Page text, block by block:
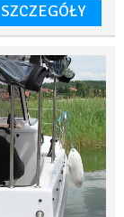
SZCZEGÓŁY